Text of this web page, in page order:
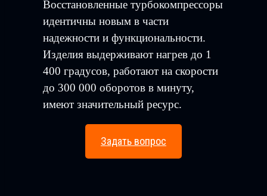
Восстановленные турбокомпрессоры
идентичны новым в части
надежности и функциональности.
Изделия выдерживают нагрев до 1
400 градусов, работают на скорости
до 300 000 оборотов в минуту,
имеют значительный ресурс.
Задать вопрос